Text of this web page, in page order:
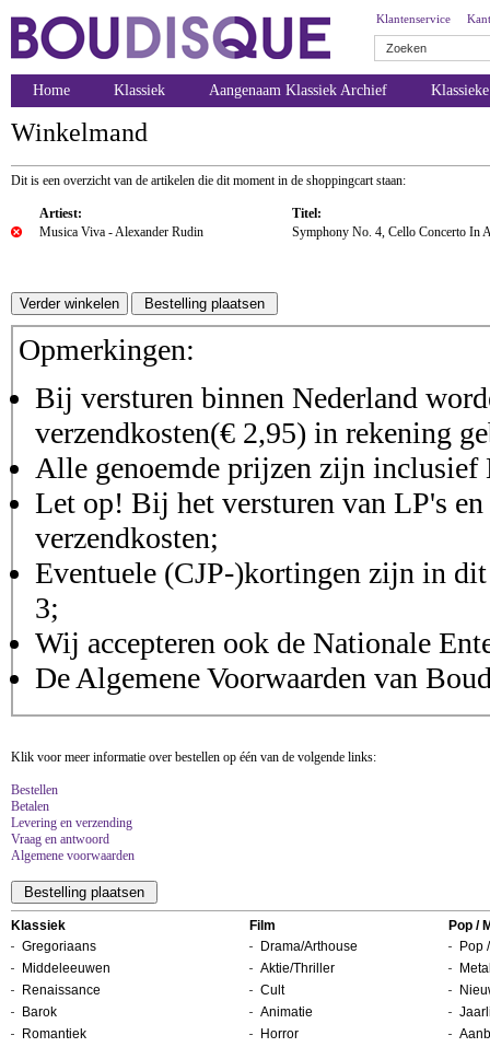
Klantenservice
Home Klassiek Aangenaam Klassiek Archief
Winkelmand
Dit is een overzicht van de artikelen die dit moment in de shoppingcart staan:
Artiest:
Titel:
Musica Viva - Alexander Rudin
Symphony No. 4, Cello Concerto In
Opmerkingen:
Bij versturen binnen Nederland
verzendkosten(€ 2,95) in rekening
Alle genoemde prijzen zijn inclusief
Let op! Bij het versturen van LP's
verzendkosten;
Eventuele (CJP-)kortingen zijn in
3;
Wij accepteren ook de Nationale
De Algemene Voorwaarden van
Klik voor meer informatie over bestellen op één van de volgende links:
Bestellen
Betalen
Levering en verzending
Vraag en antwoord
Algemene voorwaarden
Klassiek
Gregoriaans
Middeleeuwen
Renaissance
Barok
Romantiek
Film
Drama/Arthouse
Aktie/Thriller
Cult
Animatie
Horror
Pop /
Pop